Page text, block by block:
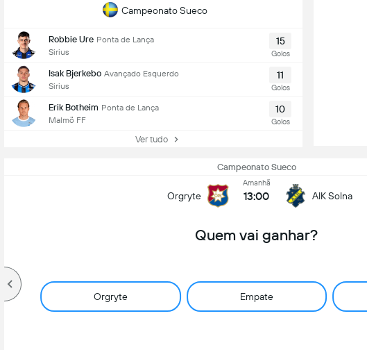
Campeonato Sueco
Robbie Ure Ponta de Lança
Sirius
15
Golos
Isak Bjerkebo Avançado Esquerdo
Sirius
11
Golos
Erik Botheim Ponta de Lança
Malmö FF
10
Golos
Ver tudo
Campeonato Sueco
Orgryte
Amanhã
13:00 AIK Solna
Quem vai ganhar?
Orgryte Empate